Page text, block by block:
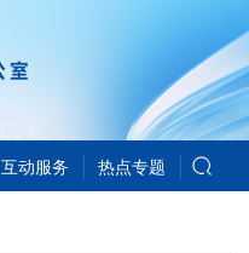
互动服务 热点专题